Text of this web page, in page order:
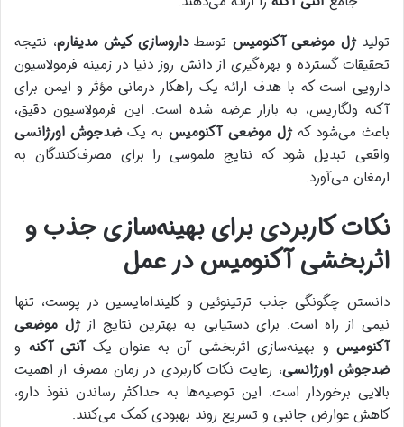
تولیدژل موضعی آکنومیس توسطداروسازی کیش مدیفارم، نتیجه
تحقیقات گسترده و بهره‌گیری از دانش روز دنیا در زمینه فرمولاسیون
دارویی است که با هدف ارائه یک راهکار درمانی مؤثر و ایمن برای
آکنه ولگاریس، به بازار عرضه شده است. این فرمولاسیون دقیق،
باعث می‌شود کهژل موضعی آکنومیسبه یکضدجوش اورژانسی
واقعی تبدیل شود که نتایج ملموسی را برای مصرف‌کنندگان به
ارمغان می‌آورد.
نکات کاربردی برای بهینه‌سازی جذب و
اثربخشی آکنومیس در عمل
دانستن چگونگی جذب ترتینوئین و کلیندامایسین در پوست، تنها
نیمی از راه است. برای دستیابی به بهترین نتایج ازژل موضعی
آکنومیس و بهینه‌سازی اثربخشی آن به عنوان یکآنتی آکنه و
ضدجوش اورژانسی، رعایت نکات کاربردی در زمان مصرف از اهمیت
بالایی برخوردار است. این توصیه‌ها به حداکثر رساندن نفوذ دارو،
کاهش عوارض جانبی و تسریع روند بهبودی کمک می‌کنند.